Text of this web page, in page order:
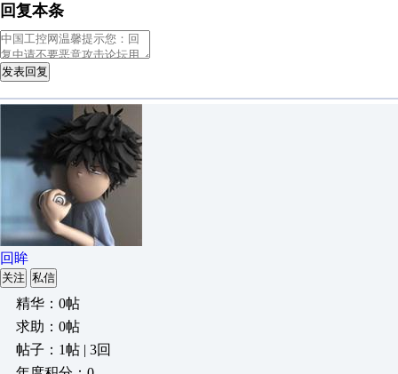
回复本条
发表回复
回眸
关注 私信
精华：0帖
求助：0帖
帖子：1帖 | 3回